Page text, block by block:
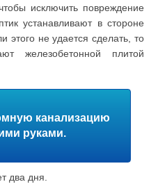
исключить повреждение
устанавливают в стороне
этого не удается сделать, то
железобетонной плитой
канализацию
руками.
два дня.